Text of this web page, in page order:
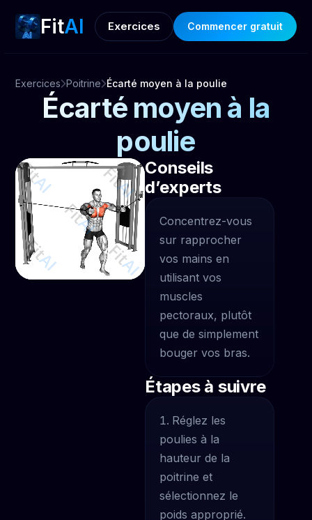
FitAI Exercices Commencer gratuit
Exercices Poitrine Écarté moyen à la poulie
Écarté moyen à la
poulie
Conseils
d’experts
Concentrez-vous
sur rapprocher
vos mains en
utilisant vos
muscles
pectoraux, plutôt
que de simplement
bouger vos bras.
Étapes à suivre
Réglez les
poulies à la
hauteur de la
poitrine et
sélectionnez le
poids approprié.